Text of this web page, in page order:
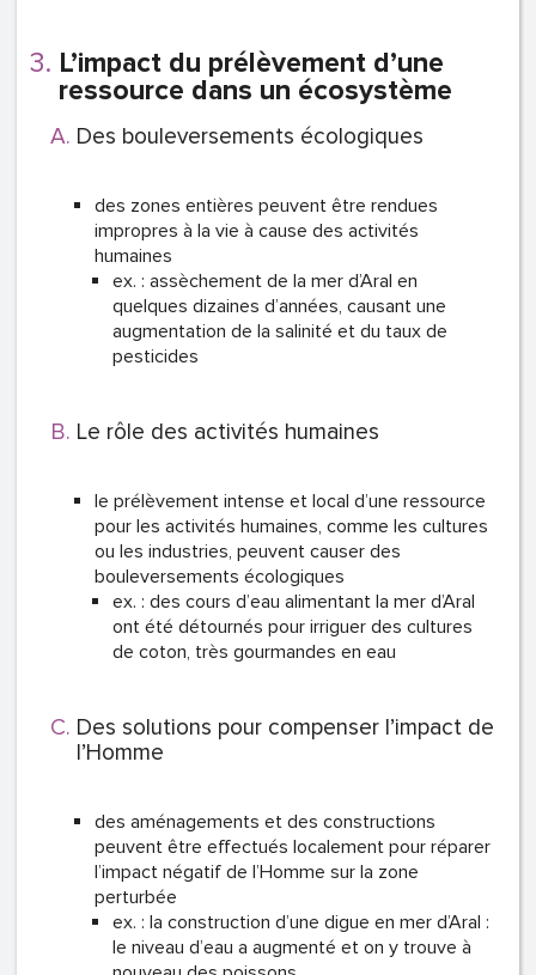
L’impact du prélèvement d’une
ressource dans un écosystème
Des bouleversements écologiques
des zones entières peuvent être rendues
impropres à la vie à cause des activités
humaines
ex. : assèchement de la mer d’Aral en
quelques dizaines d’années, causant une
augmentation de la salinité et du taux de
pesticides
Le rôle des activités humaines
le prélèvement intense et local d’une ressource
pour les activités humaines, comme les cultures
ou les industries, peuvent causer des
bouleversements écologiques
ex. : des cours d’eau alimentant la mer d’Aral
ont été détournés pour irriguer des cultures
de coton, très gourmandes en eau
Des solutions pour compenser l’impact de
l’Homme
des aménagements et des constructions
peuvent être effectués localement pour réparer
l’impact négatif de l’Homme sur la zone
perturbée
ex. : la construction d’une digue en mer d’Aral :
le niveau d’eau a augmenté et on y trouve à